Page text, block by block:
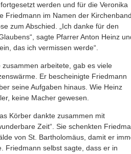
werden und für die Veronika
Friedmann im Namen der
zum Abschied. „Ich danke für den
sagte Pfarrer Anton Heinz
das ich vermissen werde“.
arbeitete, gab es viele
Er bescheinigte Friedmann
seine Aufgaben hinaus. Wie Heinz
keine Macher gewesen.
Körber dankte zusammen mit
Zeit“. Sie schenkten
von St. Bartholomäus, damit er
Friedmann selbst sagte, dass er in